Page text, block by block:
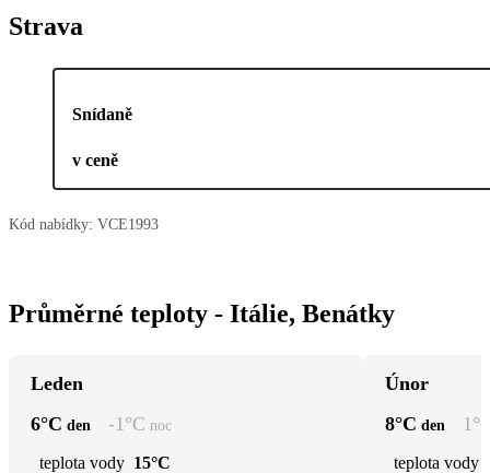
Strava
Snídaně
v ceně
Kód nabídky: VCE1993
Průměrné teploty - Itálie, Benátky
Leden
6°C den -1 °C noc
teplota vody 15°C
Únor
8°C den 1
teplota vody